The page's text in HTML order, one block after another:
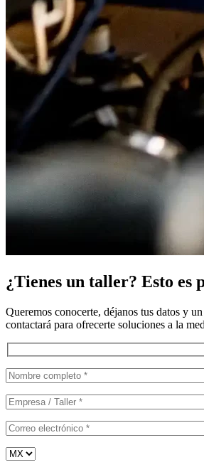
¿Tienes un taller? Esto es
Queremos conocerte, déjanos tus datos y
contactará para ofrecerte soluciones a la